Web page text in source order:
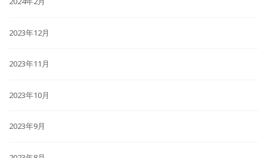
2023年12月
2023年11月
2023年10月
2023年9月